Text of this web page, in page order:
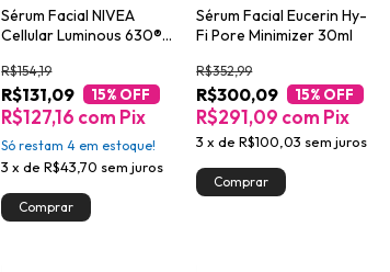
Sérum Facial NIVEA
Cellular Luminous 630®
R$131,09
R$154,19
15% OFF
3 xdeR$43,70 sem juros
R$127,16 com Pix
Só restam4 em estoque!
Sérum Facial Eucerin Hy-
Fi Pore Minimizer 30ml
R$300,09
R$352,99
15% OFF
3 xdeR$100,03 sem juros
R$291,09 com Pix